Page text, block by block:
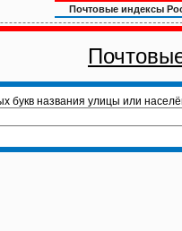
Почтовые индексы
букв названия улицы или